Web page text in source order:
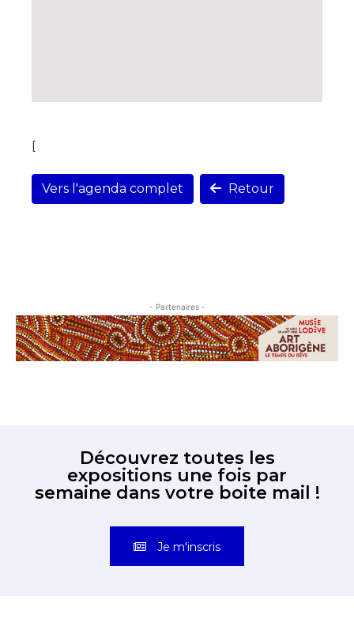
[
Vers l'agenda complet Retour
- Partenaires -
Découvrez toutes les
expositions une fois par
semaine dans votre boite mail !
Je m'inscris